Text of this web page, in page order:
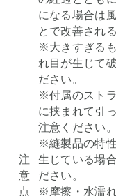
注
意
点
になる場合は
とで改善され
※大きすぎる
れ目が生じて
ださい。
※付属のスト
に挟まれて引
注意ください。
※縫製品の特
生じている場
ださい。
※摩擦・水濡